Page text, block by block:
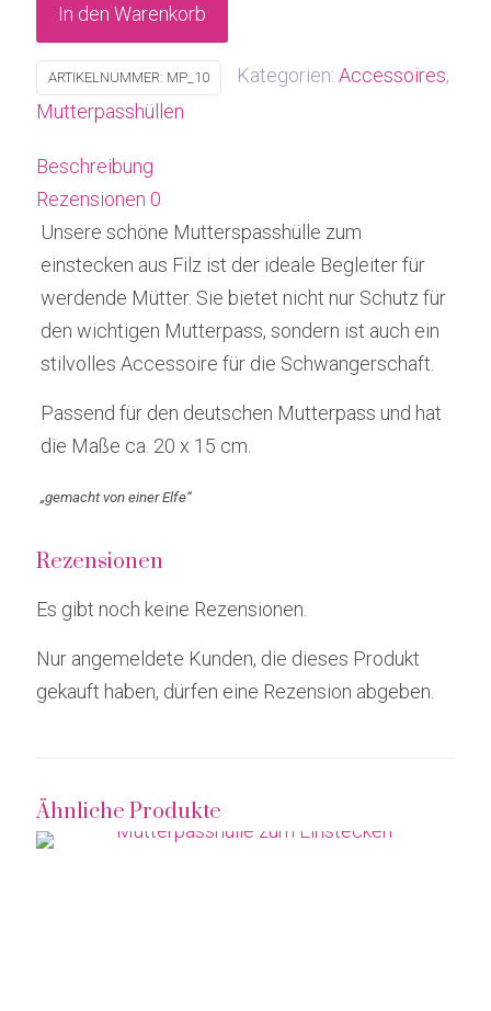
In den Warenkorb
ARTIKELNUMMER: MP_10 Kategorien: Accessoires,
Mutterpasshüllen
Beschreibung
Rezensionen 0
Unsere schöne Mutterspasshülle zum
einstecken aus Filz ist der ideale Begleiter für
werdende Mütter. Sie bietet nicht nur Schutz für
den wichtigen Mutterpass, sondern ist auch ein
stilvolles Accessoire für die Schwangerschaft.
Passend für den deutschen Mutterpass und hat
die Maße ca. 20 x 15 cm.
„gemacht von einer Elfe“
Rezensionen
Es gibt noch keine Rezensionen.
Nur angemeldete Kunden, die dieses Produkt
gekauft haben, dürfen eine Rezension abgeben.
Ähnliche Produkte